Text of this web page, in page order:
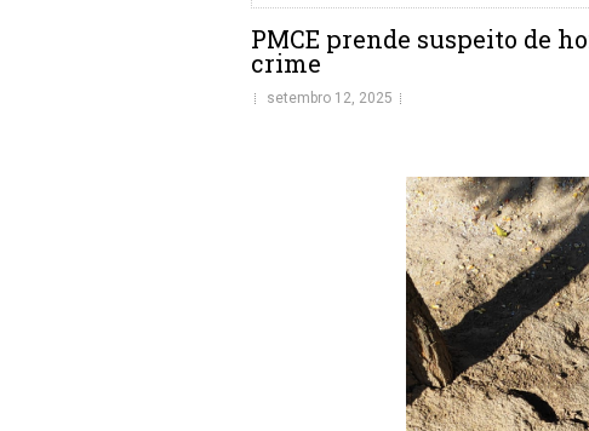
PMCE prende suspeito de
crime
setembro 12, 2025